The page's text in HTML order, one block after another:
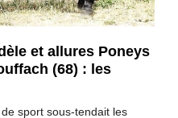
et allures Poneys
(68) : les
sport sous-tendait les